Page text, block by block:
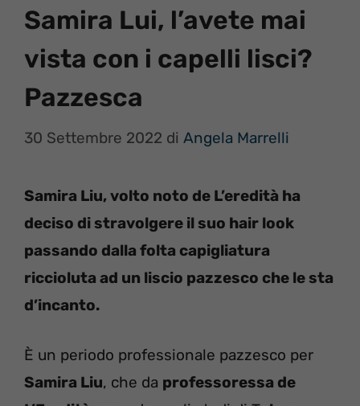
Samira Lui, l’avete mai
vista con i capelli lisci?
Pazzesca
30 Settembre 2022 di Angela Marrelli
Samira Liu, volto noto de L’eredità ha
deciso di stravolgere il suo hair look
passando dalla folta capigliatura
riccioluta ad un liscio pazzesco che le sta
d’incanto.
È un periodo professionale pazzesco per
Samira Liu, che da professoressa de